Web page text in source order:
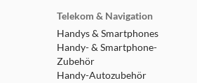
Telekom & Navigation
Handys & Smartphones
Handy- & Smartphone-
Zubehör
Handy-Autozubehör